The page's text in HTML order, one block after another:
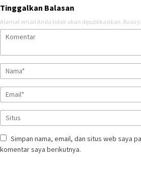
Tinggalkan Balasan
Alamat email Anda tidak akan dipublikasikan. Ruas
Simpan nama, email, dan situs web saya
komentar saya berikutnya.